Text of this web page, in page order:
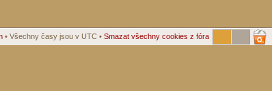
• Všechny časy jsou v UTC • Smazat všechny cookies z fóra